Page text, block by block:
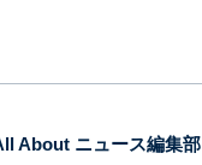
About ニュース編集部